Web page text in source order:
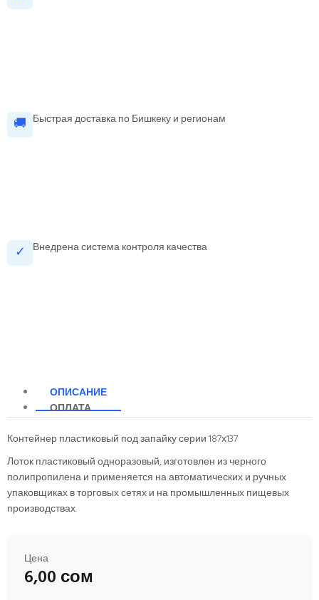
🚚 Быстрая доставка по Бишкеку и регионам
✓ Внедрена система контроля качества
ОПИСАНИЕ
ОПЛАТА
Контейнер пластиковый под запайку серии 187х137
Лоток пластиковый одноразовый, изготовлен из черного
полипропилена и применяется на автоматических и ручных
упаковщиках в торговых сетях и на промышленных пищевых
производствах.
Цена
6,00 сом